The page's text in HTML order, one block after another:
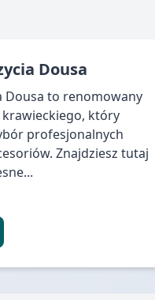
Dousa
Dousa to renomowany
który
profesjonalnych
Znajdziesz tutaj